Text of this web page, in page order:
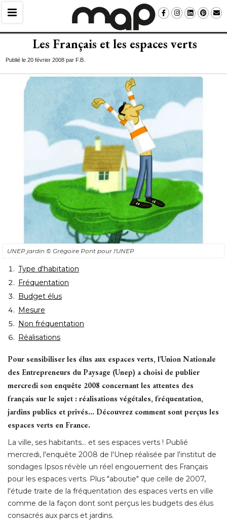
Les Français et les espaces verts
Publié le 20 février 2008 par F.B.
UNEP jardin © Grégoire Pont pour l'UNEP
Type d'habitation
Fréquentation
Budget élus
Mesure
Non fréquentation
Réalisations
Pour sensibiliser les élus aux espaces verts, l'Union Nationale
des Entrepreneurs du Paysage (Unep) a choisi de publier
mercredi son enquête 2008 concernant les attentes des
français sur le sujet : réalisations végétales, fréquentation,
jardins publics et privés... Découvrez comment sont perçus les
espaces verts en France.
La ville, ses habitants... et ses espaces verts ! Publié
mercredi, l'enquête 2008 de l'Unep réalisée par l'institut de
sondages Ipsos révèle un réel engouement des Français
pour les espaces verts. Plus "aboutie" que celle de 2007,
l'étude traite de la fréquentation des espaces verts en ville
comme de la façon dont sont perçus les budgets des élus
consacrés aux parcs et jardins.